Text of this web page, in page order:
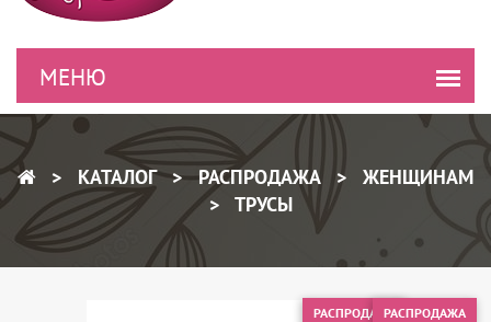
КАТАЛОГ РАСПРОДАЖА
ЖЕНЩИНАМ
ТРУСЫ
РАСПРОДАЖАРАСПРОДАЖА